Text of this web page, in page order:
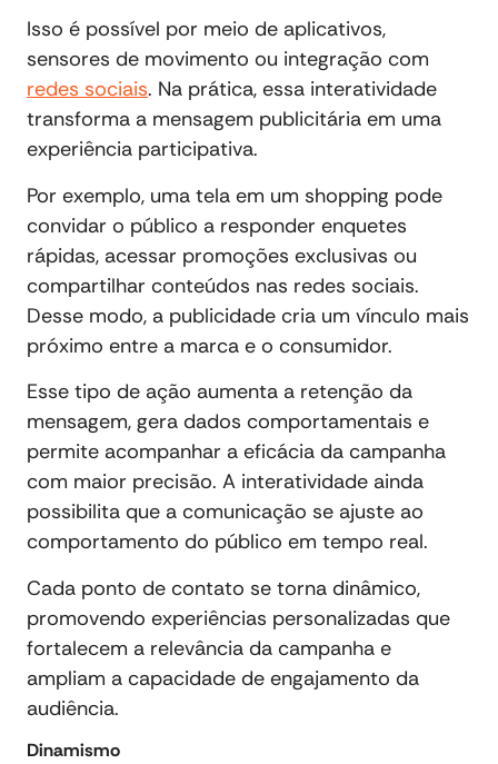
Isso é possível por meio de aplicativos,
sensores de movimento ou integração com
redes sociais. Na prática, essa interatividade
transforma a mensagem publicitária em uma
experiência participativa.
Por exemplo, uma tela em um shopping pode
convidar o público a responder enquetes
rápidas, acessar promoções exclusivas ou
compartilhar conteúdos nas redes sociais.
Desse modo, a publicidade cria um vínculo mais
próximo entre a marca e o consumidor.
Esse tipo de ação aumenta a retenção da
mensagem, gera dados comportamentais e
permite acompanhar a eficácia da campanha
com maior precisão. A interatividade ainda
possibilita que a comunicação se ajuste ao
comportamento do público em tempo real.
Cada ponto de contato se torna dinâmico,
promovendo experiências personalizadas que
fortalecem a relevância da campanha e
ampliam a capacidade de engajamento da
audiência.
Dinamismo